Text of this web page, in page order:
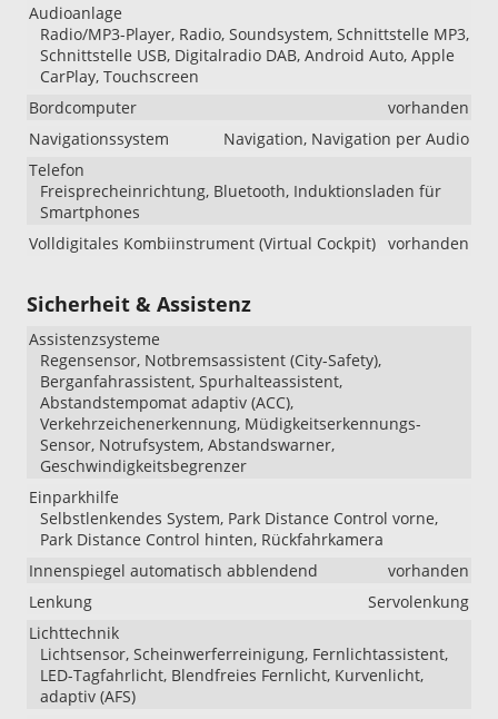
Audioanlage
Radio/MP3-Player, Radio, Soundsystem, Schnittstelle MP3,
Schnittstelle USB, Digitalradio DAB, Android Auto, Apple
CarPlay, Touchscreen
Bordcomputer
vorhanden
Navigationssystem
Navigation, Navigation per Audio
Telefon
Freisprecheinrichtung, Bluetooth, Induktionsladen für
Smartphones
Volldigitales Kombiinstrument (Virtual Cockpit) vorhanden
Sicherheit & Assistenz
Assistenzsysteme
Regensensor, Notbremsassistent (City-Safety),
Berganfahrassistent, Spurhalteassistent,
Abstandstempomat adaptiv (ACC),
Verkehrzeichenerkennung, Müdigkeitserkennungs-
Sensor, Notrufsystem, Abstandswarner,
Geschwindigkeitsbegrenzer
Einparkhilfe
Selbstlenkendes System, Park Distance Control vorne,
Park Distance Control hinten, Rückfahrkamera
Innenspiegel automatisch abblendend
vorhanden
Lenkung
Servolenkung
Lichttechnik
Lichtsensor, Scheinwerferreinigung, Fernlichtassistent,
LED-Tagfahrlicht, Blendfreies Fernlicht, Kurvenlicht,
adaptiv (AFS)